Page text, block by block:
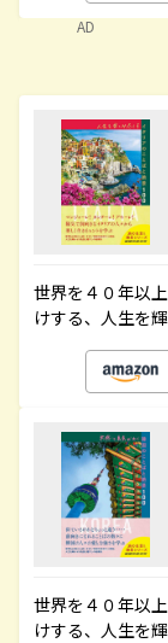
AD
世界を４０年以
けする、人生を
世界を４０年以
けする、人生を